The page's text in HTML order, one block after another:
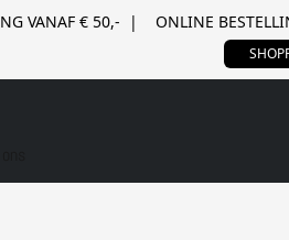
VANAF € 50,- | ONLINE